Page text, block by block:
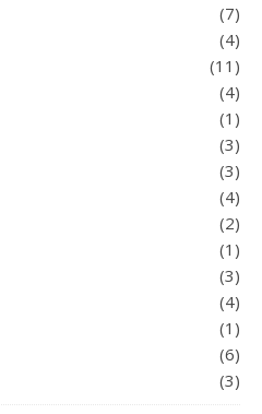
(7)
(4)
(11)
(4)
(1)
(3)
(3)
(4)
(2)
(1)
(3)
(4)
(1)
(6)
(3)